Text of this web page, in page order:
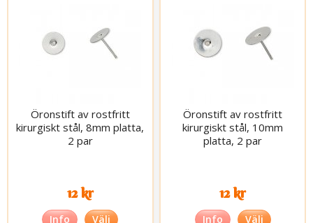
Öronstift av rostfritt
kirurgiskt stål, 8mm platta,
2 par
12 kr
Info Välj
Öronstift av rostfritt
kirurgiskt stål, 10mm
platta, 2 par
12 kr
Info Välj